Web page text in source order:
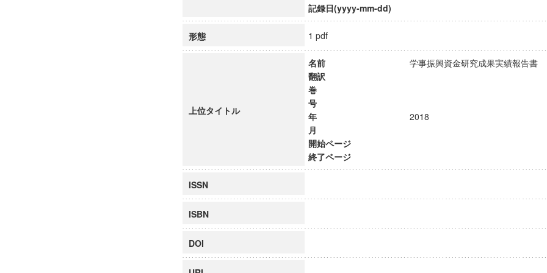
記録日(yyyy-mm-dd)
形態 1 pdf
上位タイトル
名前
学事振興資金研究成果実績報告
翻訳
巻
号
年
2018
月
開始ページ
終了ページ
ISSN
ISBN
DOI